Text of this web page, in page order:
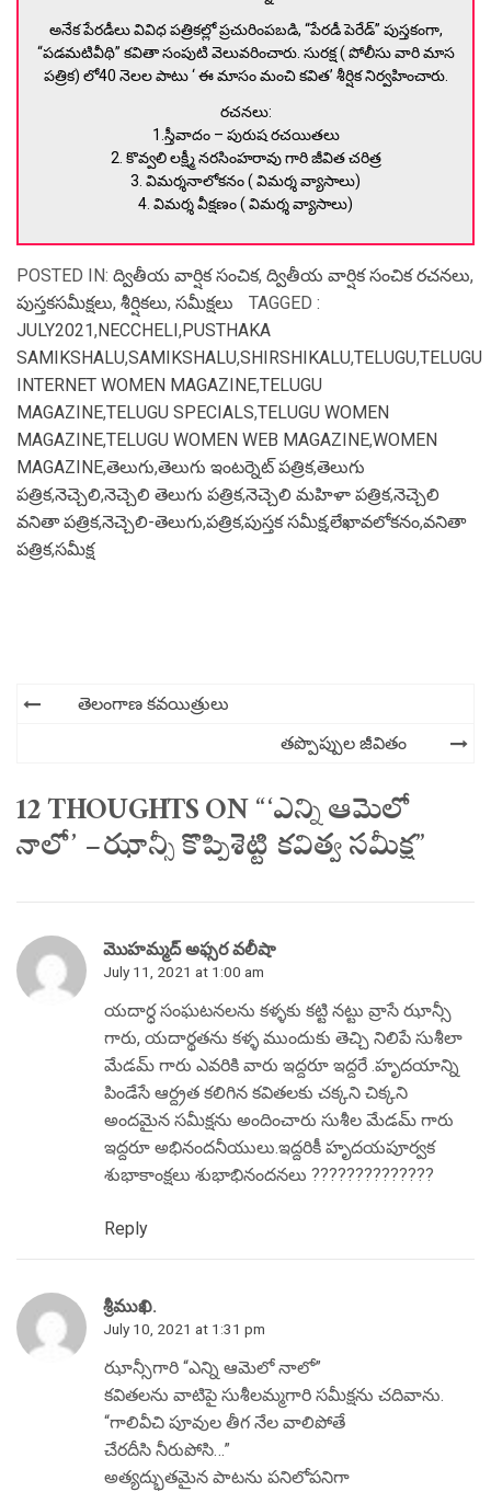
అనేక పేరడీలు వివిధ పత్రికల్లో ప్రచురింపబడి, “పేరడీ పెరేడ్” పుస్తకంగా,
“పడమటివీథి” కవితా సంపుటి వెలువరించారు. సురక్ష ( పోలీసు వారి మాస
పత్రిక) లో40 నెలల పాటు ‘ ఈ మాసం మంచి కవిత’ శీర్షిక నిర్వహించారు.
రచనలు:
1.స్తీవాదం – పురుష రచయితలు
2. కొవ్వలి లక్ష్మీ నరసింహరావు గారి జీవిత చరిత్ర
3. విమర్శనాలోకనం ( విమర్శ వ్యాసాలు)
4. విమర్శ వీక్షణం ( విమర్శ వ్యాసాలు)
POSTED IN: ద్వితీయ వార్షిక సంచిక, ద్వితీయ వార్షిక సంచిక రచనలు,
పుస్తకసమీక్షలు, శీర్షికలు, సమీక్షలు
TAGGED :
JULY2021,NECCHELI,PUSTHAKA
SAMIKSHALU,SAMIKSHALU,SHIRSHIKALU,TELUGU,TELUGU
INTERNET WOMEN MAGAZINE,TELUGU
MAGAZINE,TELUGU SPECIALS,TELUGU WOMEN
MAGAZINE,TELUGU WOMEN WEB MAGAZINE,WOMEN
MAGAZINE,తెలుగు,తెలుగు ఇంటర్నెట్ పత్రిక,తెలుగు
పత్రిక,నెచ్చెలి,నెచ్చెలి తెలుగు పత్రిక,నెచ్చెలి మహిళా పత్రిక,నెచ్చెలి
వనితా పత్రిక,నెచ్చెలి-తెలుగు,పత్రిక,పుస్తక సమీక్ష,లేఖావలోకనం,వనితా
పత్రిక,సమీక్ష
Post
తెలంగాణ కవయిత్రులు
తప్పొప్పుల జీవితం
12 THOUGHTS ON “‘ఎన్ని ఆమెలో
నాలో’ – ఝాన్సీ కొప్పిశెట్టి కవిత్వ సమీక్ష”
మొహమ్మద్ అఫ్సర వలీషా
July 11, 2021 at 1:00 am
యదార్ధ సంఘటనలను కళ్ళకు కట్టి నట్టు వ్రాసే ఝాన్సీ
గారు, యదార్థతను కళ్ళ ముందుకు తెచ్చి నిలిపే సుశీలా
మేడమ్ గారు ఎవరికి వారు ఇద్దరూ ఇద్దరే .హృదయాన్ని
పిండేసే ఆర్ద్రత కలిగిన కవితలకు చక్కని చిక్కని
అందమైన సమీక్షను అందించారు సుశీల మేడమ్ గారు
ఇద్దరూ అభినందనీయులు.ఇద్దరికీ హృదయపూర్వక
శుభాకాంక్షలు శుభాభినందనలు ??????????????
Reply
శ్రీముఖి.
July 10, 2021 at 1:31 pm
ఝాన్సీగారి “ఎన్ని ఆమెలో నాలో”
కవితలను వాటిపై సుశీలమ్మగారి సమీక్షను చదివాను.
“గాలివీచి పూవుల తీగ నేల వాలిపోతే
చేరదీసి నీరుపోసి…”
అత్యద్భుతమైన పాటను పనిలోపనిగా